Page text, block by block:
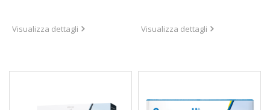
Visualizza dettagli Visualizza dettagli